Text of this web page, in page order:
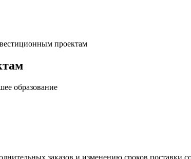
проектам
образование
заказов и изменению сроков поставки